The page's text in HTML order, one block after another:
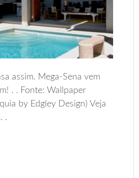
assim. Mega-Sena vem
. . Fonte: Wallpaper
by Edgley Design) Veja
.